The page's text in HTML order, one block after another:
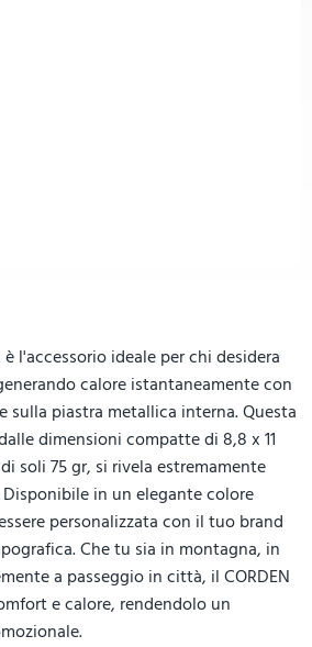
è l'accessorio ideale per chi desidera
calore istantaneamente con
sulla piastra metallica interna. Questa
dimensioni compatte di 8,8 x 11
soli 75 gr, si rivela estremamente
in un elegante colore
personalizzata con il tuo brand
Che tu sia in montagna, in
a passeggio in città, il CORDEN
e calore, rendendolo un